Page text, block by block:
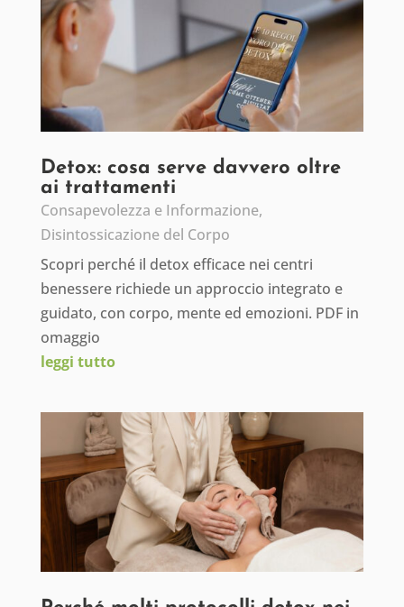
Detox: cosa serve davvero oltre
ai trattamenti
Consapevolezza e Informazione,
Disintossicazione del Corpo
Scopri perché il detox efficace nei centri
benessere richiede un approccio integrato e
guidato, con corpo, mente ed emozioni. PDF in
omaggio
leggi tutto